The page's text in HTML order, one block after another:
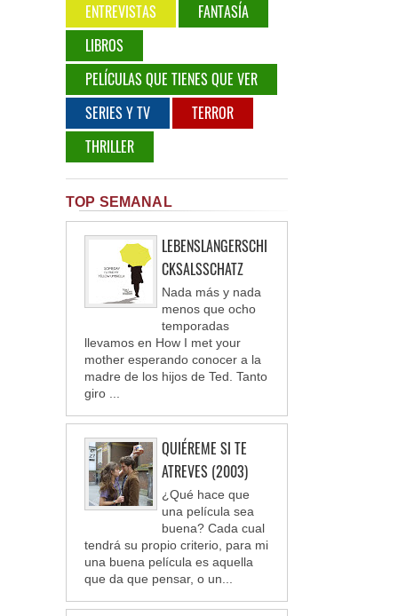
ENTREVISTAS
FANTASÍA
LIBROS
PELÍCULAS QUE TIENES QUE VER
SERIES Y TV
TERROR
THRILLER
TOP SEMANAL
LEBENSLANGERSCHI
CKSALSSCHATZ
Nada más y nada
menos que ocho
temporadas
llevamos en How I met your
mother esperando conocer a la
madre de los hijos de Ted. Tanto
giro ...
QUIÉREME SI TE
ATREVES (2003)
¿Qué hace que
una película sea
buena? Cada cual
tendrá su propio criterio, para mi
una buena película es aquella
que da que pensar, o un...